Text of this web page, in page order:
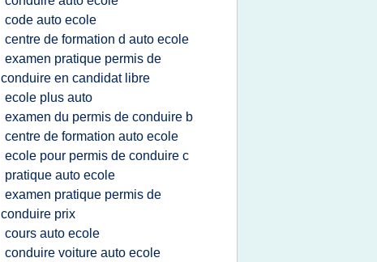
code auto ecole
centre de formation d auto ecole
examen pratique permis de
conduire en candidat libre
ecole plus auto
examen du permis de conduire b
centre de formation auto ecole
ecole pour permis de conduire c
pratique auto ecole
examen pratique permis de
conduire prix
cours auto ecole
conduire voiture auto ecole